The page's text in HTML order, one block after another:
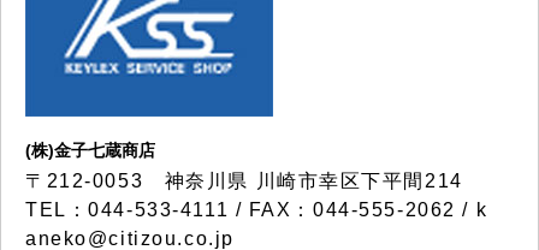
(株)金子七蔵商店
〒212-0053 神奈川県 川崎市幸区下平間214
TEL：044-533-4111 / FAX：044-555-2062 / k
aneko@citizou.co.jp